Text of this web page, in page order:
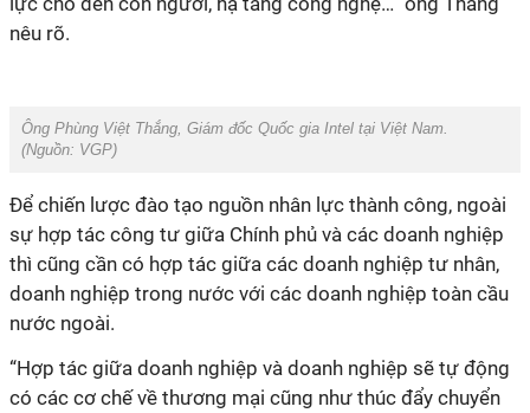
nêu rõ.
Ông Phùng Việt Thắng, Giám đốc Quốc gia Intel tại Việt Nam.
(Nguồn: VGP)
Để chiến lược đào tạo nguồn nhân lực thành công, ngoài
sự hợp tác công tư giữa Chính phủ và các doanh nghiệp
thì cũng cần có hợp tác giữa các doanh nghiệp tư nhân,
doanh nghiệp trong nước với các doanh nghiệp toàn cầu
nước ngoài.
“Hợp tác giữa doanh nghiệp và doanh nghiệp sẽ tự động
có các cơ chế về thương mại cũng như thúc đẩy chuyển